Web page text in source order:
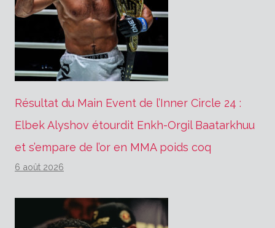
Résultat du Main Event de l’Inner Circle 24 :
Elbek Alyshov étourdit Enkh-Orgil Baatarkhuu
et s’empare de l’or en MMA poids coq
6 août 2026